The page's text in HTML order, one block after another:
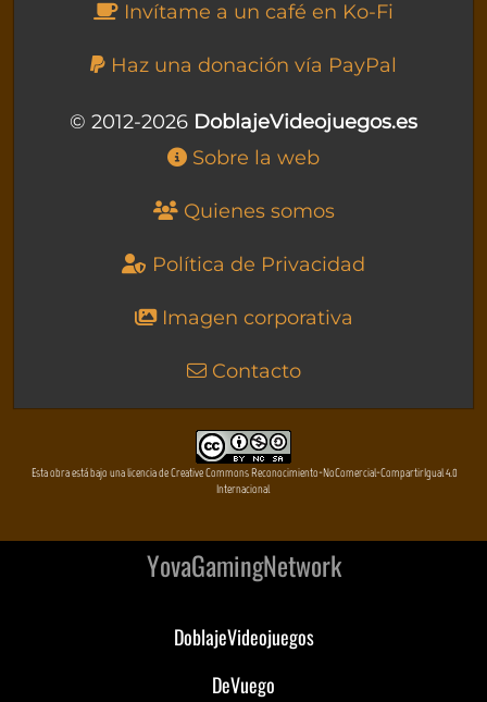
Invítame a un café en Ko-Fi
Haz una donación vía PayPal
© 2012-2026 DoblajeVideojuegos.es
Sobre la web
Quienes somos
Política de Privacidad
Imagen corporativa
Contacto
Esta obra está bajo una licencia de Creative Commons Reconocimiento-NoComercial-CompartirIgual 4.0
Internacional
YovaGamingNetwork
DoblajeVideojuegos
DeVuego